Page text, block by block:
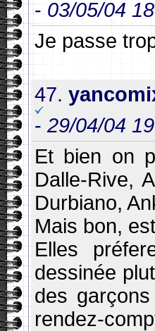
- 03/05/04
Je passe
47.
- 29/04/04
Et bien on
Dalle-Rive,
Durbiano,
Mais bon,
Elles
dessinée
des
rendez-